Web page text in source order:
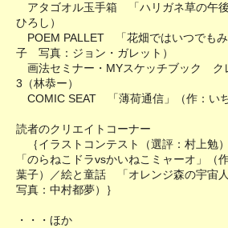
アタゴオル玉手箱 「ハリガネ草の午
ひろし）
POEM PALLET 「花畑ではいつでも
子 写真：ジョン・ガレット）
画法セミナー・MYスケッチブック
3（林恭ー）
COMIC SEAT 「薄荷通信」（作：いち
読者のクリエイトコーナー
｛イラストコンテスト（選評：村上勉
「のらねこドラvsかいねこミャーオ」
葉子）／絵と童話 「オレンジ森の宇宙
写真：中村都夢）｝
・・・ほか